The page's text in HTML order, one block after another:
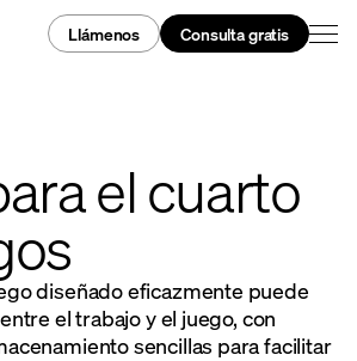
Llámenos Consulta gratis
el cuarto
diseñado eficazmente puede
el trabajo y el juego, con
sencillas para facilitar